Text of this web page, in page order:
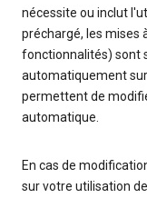
nécessite ou inclut
préchargé, les mises
fonctionnalités) sont
automatiquement
permettent de
automatique.
En cas de
sur votre utilisation